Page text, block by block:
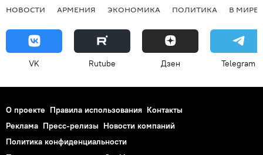
НОВОСТИ АРМЕНИЯ ЭКОНОМИКА ПОЛИТИКА В МИРЕ
VK Rutube Дзен Telegram
О проекте Правила использования Контакты
Реклама Пресс-релизы Новости компаний
Политика конфиденциальности